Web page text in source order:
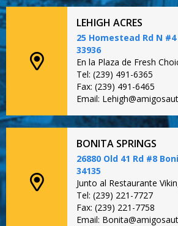
LEHIGH ACRES
25 Homestead Rd N
33936
En la Plaza de Fresh
Tel: (239) 491-6365
Fax: (239) 491-6465
Email:
BONITA SPRINGS
26880 Old 41 Rd #8
34135
Junto al Restaurante
Tel: (239) 221-7727
Fax: (239) 221-7758
Email: